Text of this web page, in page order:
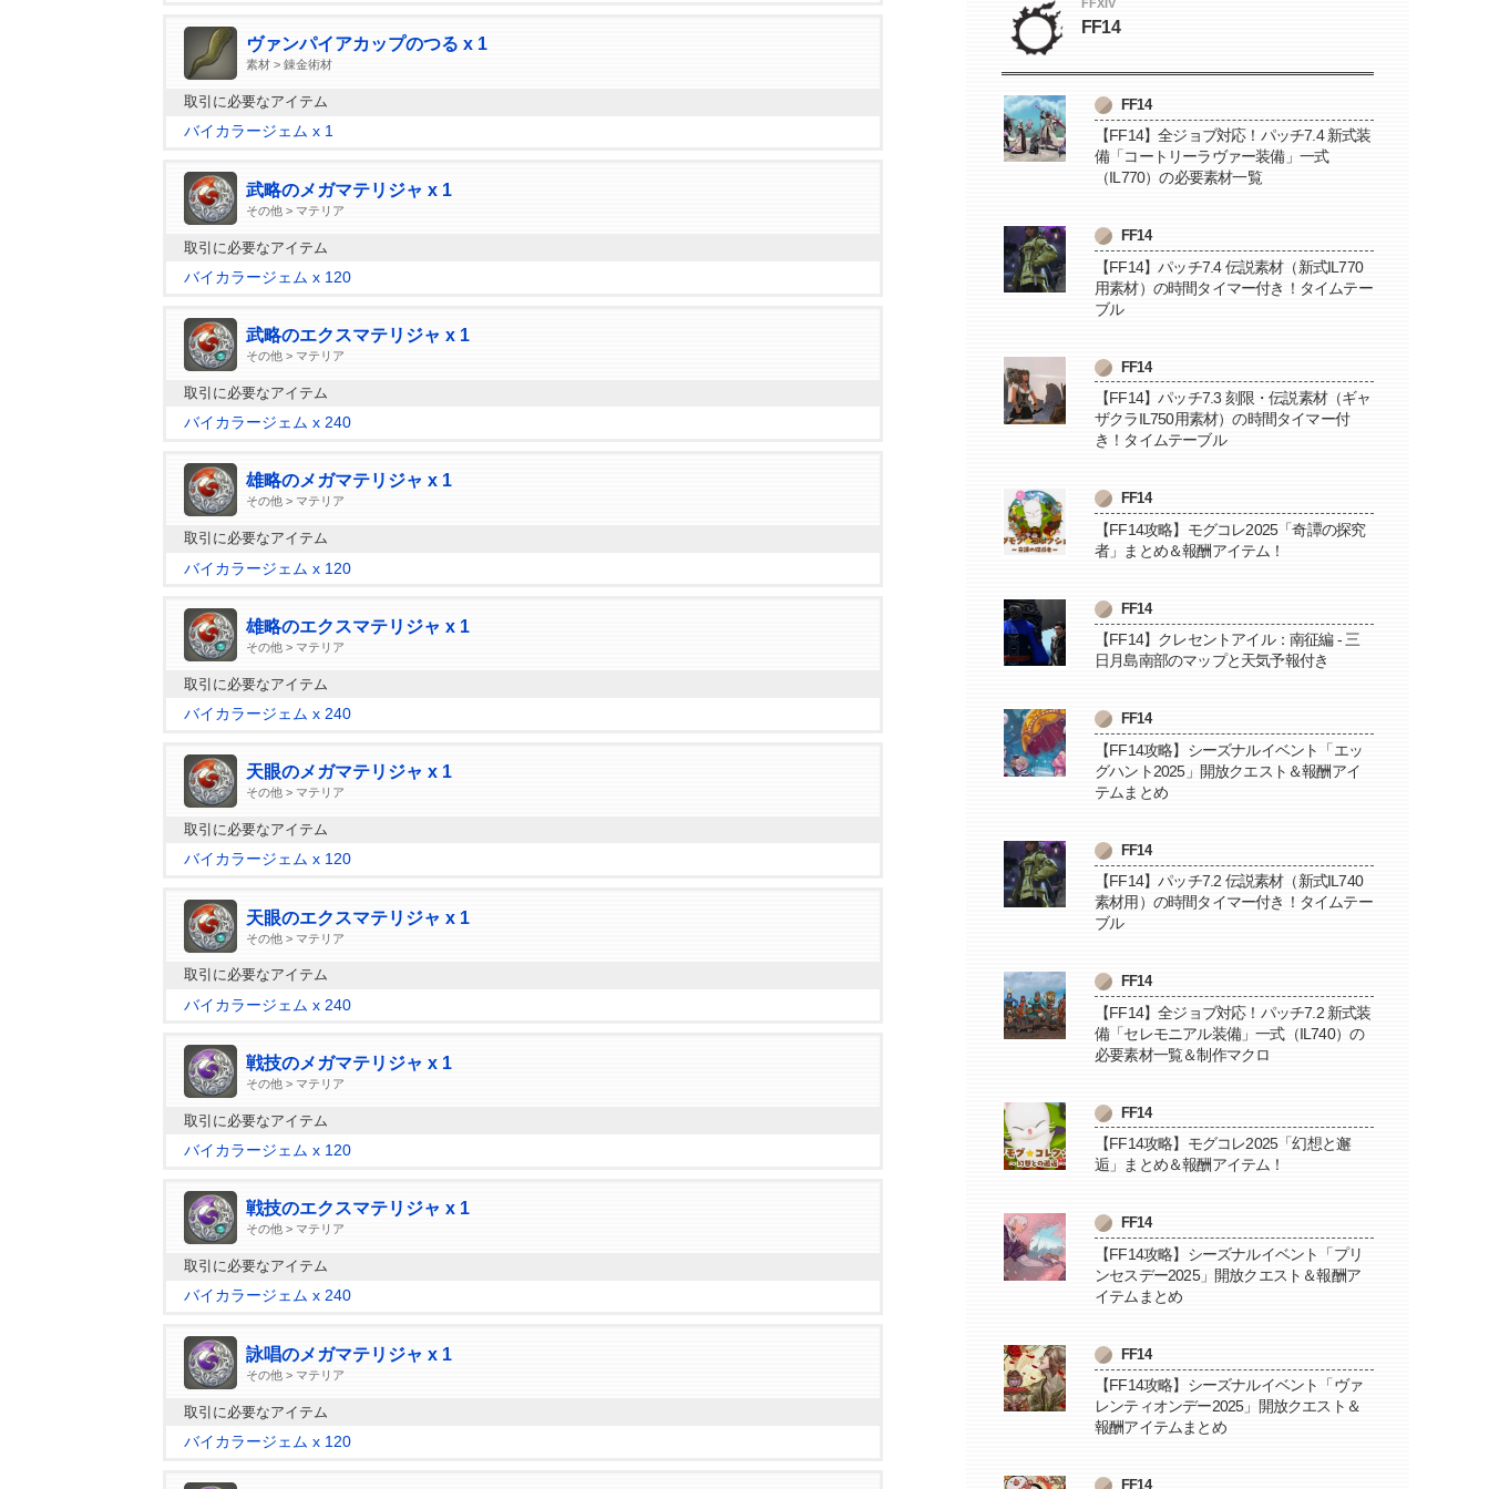
ヴァンパイアカップのつる x 1
素材 > 錬金術材
取引に必要なアイテム
バイカラージェム x 1
武略のメガマテリジャ x 1
その他 > マテリア
取引に必要なアイテム
バイカラージェム x 120
武略のエクスマテリジャ x 1
その他 > マテリア
取引に必要なアイテム
バイカラージェム x 240
雄略のメガマテリジャ x 1
その他 > マテリア
取引に必要なアイテム
バイカラージェム x 120
雄略のエクスマテリジャ x 1
その他 > マテリア
取引に必要なアイテム
バイカラージェム x 240
天眼のメガマテリジャ x 1
その他 > マテリア
取引に必要なアイテム
バイカラージェム x 120
天眼のエクスマテリジャ x 1
その他 > マテリア
取引に必要なアイテム
バイカラージェム x 240
戦技のメガマテリジャ x 1
その他 > マテリア
取引に必要なアイテム
バイカラージェム x 120
戦技のエクスマテリジャ x 1
その他 > マテリア
取引に必要なアイテム
バイカラージェム x 240
詠唱のメガマテリジャ x 1
その他 > マテリア
取引に必要なアイテム
バイカラージェム x 120
FFXIV
FF14
FF14
【FF14】全ジョブ対応！パッチ7.4 新式装
備「コートリーラヴァー装備」一式
（IL770）の必要素材一覧
FF14
【FF14】パッチ7.4 伝説素材（新式IL770
用素材）の時間タイマー付き！タイムテー
ブル
FF14
【FF14】パッチ7.3 刻限・伝説素材（ギャ
ザクラIL750用素材）の時間タイマー付
き！タイムテーブル
FF14
【FF14攻略】モグコレ2025「奇譚の探究
者」まとめ＆報酬アイテム！
FF14
【FF14】クレセントアイル：南征編 - 三
日月島南部のマップと天気予報付き
FF14
【FF14攻略】シーズナルイベント「エッ
グハント2025」開放クエスト＆報酬アイ
テムまとめ
FF14
【FF14】パッチ7.2 伝説素材（新式IL740
素材用）の時間タイマー付き！タイムテー
ブル
FF14
【FF14】全ジョブ対応！パッチ7.2 新式装
備「セレモニアル装備」一式（IL740）の
必要素材一覧＆制作マクロ
FF14
【FF14攻略】モグコレ2025「幻想と邂
逅」まとめ＆報酬アイテム！
FF14
【FF14攻略】シーズナルイベント「プリ
ンセスデー2025」開放クエスト＆報酬ア
イテムまとめ
FF14
【FF14攻略】シーズナルイベント「ヴァ
レンティオンデー2025」開放クエスト＆
報酬アイテムまとめ